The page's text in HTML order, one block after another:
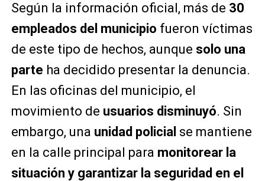
Según la información oficial, más de 30
empleados del municipio fueron víctimas
de este tipo de hechos, aunque solo una
parte ha decidido presentar la denuncia.
En las oficinas del municipio, el
movimiento de usuarios disminuyó. Sin
embargo, una unidad policial se mantiene
en la calle principal para monitorear la
situación y garantizar la seguridad en el